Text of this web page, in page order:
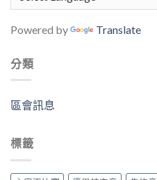
Powered by Translate
分類
區會訊息
標籤